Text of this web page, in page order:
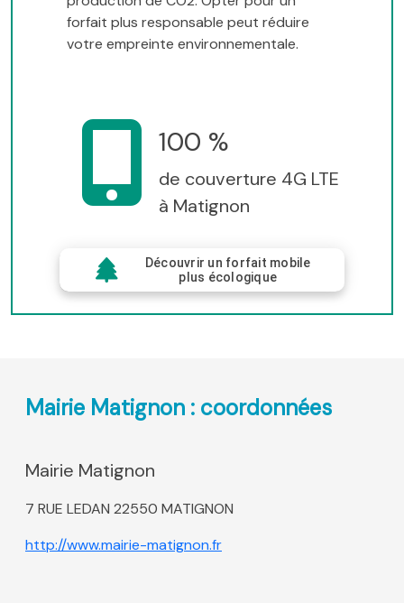
forfait plus responsable peut réduire
votre empreinte environnementale.
100 %
de couverture 4G LTE
à Matignon
Découvrir un forfait mobile
plus écologique
Mairie Matignon : coordonnées
Mairie Matignon
7 RUE LEDAN 22550 MATIGNON
http://www.mairie-matignon.fr